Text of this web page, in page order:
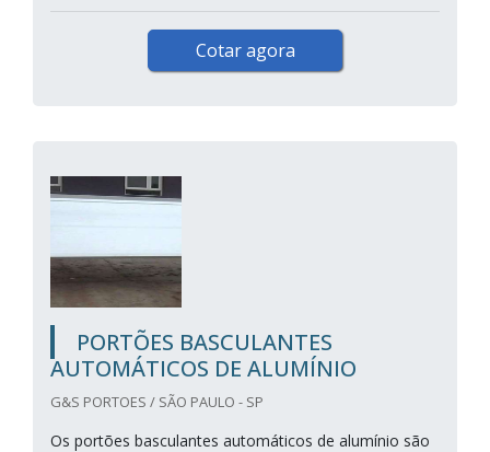
Cotar agora
PORTÕES BASCULANTES
AUTOMÁTICOS DE ALUMÍNIO
G&S PORTOES / SÃO PAULO - SP
Os portões basculantes automáticos de alumínio são